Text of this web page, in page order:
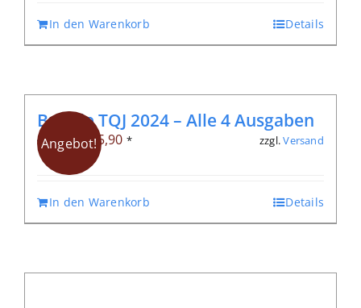
In den Warenkorb Details
Angebot!
Bundle TQJ 2024 – Alle 4 Ausgaben
€51,20 Ursprünglicher
Preis
€ 51,20
€45,90Aktueller
€ 45,90.
* zzgl.Versand
In den Warenkorb Details